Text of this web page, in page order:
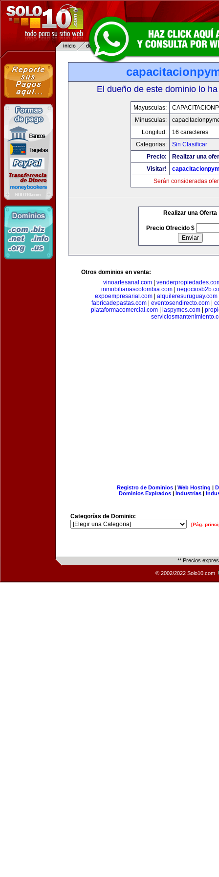
El dueño de este dominio lo
Mayusculas:
Minusculas:
Longitud:
16 caracteres
Categorias:
Sin Clasificar
Precio:
Realizar una
Visitar!
Serán consideradas
Realizar una Oferta
Precio Ofrecido $
Otros dominios en venta:
vinoartesanal.com
inmobiliariascolombia.com|
expoempresarial.com| alquileresuruguay.com
fabricadepastas.com| eventosendirecto.com|
plataformacomercial.com| laspymes.com|
Registro de Dominios| Web Hosting |
Dominios Expirados | Industrias |
Categorías de Dominio:
[Pág.
** Precios
© 2002/2022 Solo10.com